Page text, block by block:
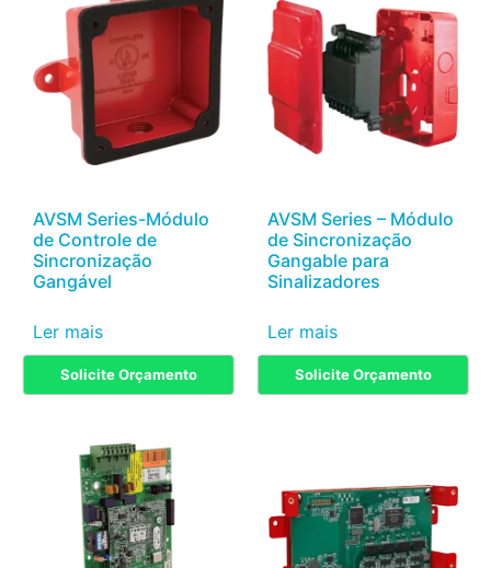
AVSM Series-Módulo
de Controle de
Sincronização
Gangável
Solicite Orçamento
Ler mais
AVSM Series – Módulo
de Sincronização
Gangable para
Sinalizadores
Solicite Orçamento
Ler mais